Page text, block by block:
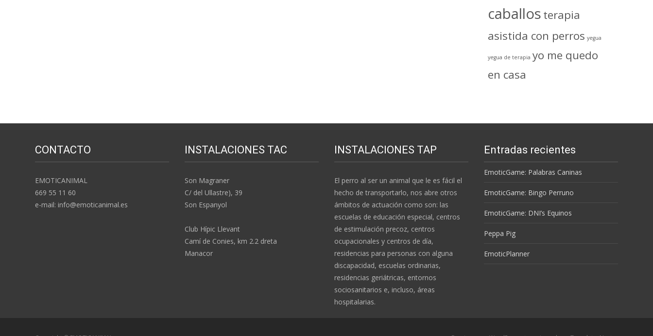
caballosterapia
asistida con perros yegua
yegua de terapia yo me quedo
en casa
CONTACTO
EMOTICANIMAL
669 55 11 60
e-mail: info@emoticanimal.es
INSTALACIONES TAC
Son Magraner
C/ del Ullastre), 39
Son Espanyol
Club Hípic Llevant
Camí de Conies, km 2.2 dreta
Manacor
INSTALACIONES TAP
El perro al ser un animal que le es fácil el
hecho de transportarlo, nos abre otros
ámbitos de actuación como son: las
escuelas de educación especial, centros
de estimulación precoz, centros
ocupacionales y centros de día,
residencias para personas con alguna
discapacidad, escuelas ordinarias,
residencias geriátricas, entornos
sociosanitarios e, incluso, áreas
hospitalarias.
Entradas recientes
EmoticGame: Palabras Caninas
EmoticGame: Bingo Perruno
EmoticGame: DNI’s Equinos
Peppa Pig
EmoticPlanner